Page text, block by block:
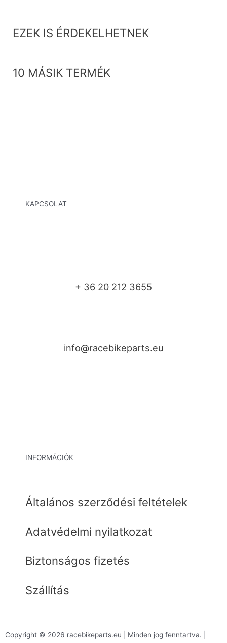
EZEK IS ÉRDEKELHETNEK
10 MÁSIK TERMÉK
KAPCSOLAT
+ 36 20 212 3655
info@racebikeparts.eu
INFORMÁCIÓK
Általános szerződési feltételek
Adatvédelmi nyilatkozat
Biztonságos fizetés
Szállítás
Copyright © 2026 racebikeparts.eu | Minden jog fenntartva. |